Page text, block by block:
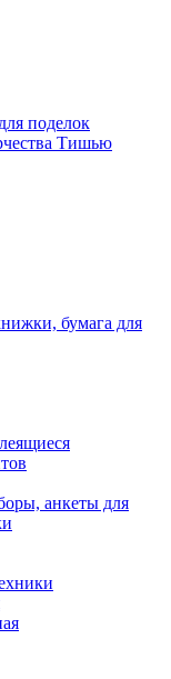
поделок
Тишью
бумага для
анкеты для